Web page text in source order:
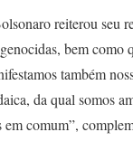
reiterou seu
bem como
também
da qual somos
comum”,